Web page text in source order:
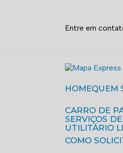
Entre em
HOME
CARRO DE
SERVIÇOS
UTILITÁRIO
COMO